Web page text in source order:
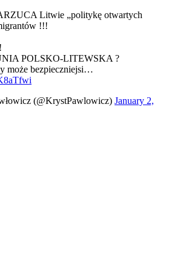
Litwie „politykę otwartych
!!!
POLSKO-LITEWSKA ?
może bezpieczniejsi…
(@KrystPawlowicz) January 2,